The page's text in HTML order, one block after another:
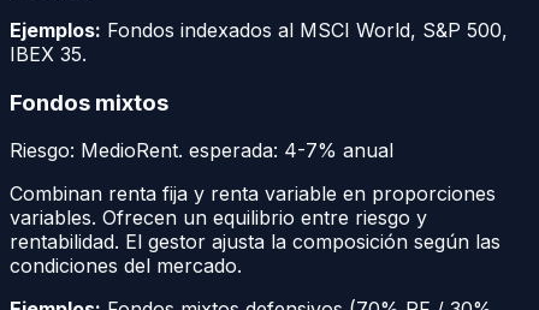
Ejemplos: Fondos indexados al MSCI World, S&P 500,
IBEX 35.
Fondos mixtos
Riesgo: MedioRent. esperada: 4-7% anual
Combinan renta fija y renta variable en proporciones
variables. Ofrecen un equilibrio entre riesgo y
rentabilidad. El gestor ajusta la composición según las
condiciones del mercado.